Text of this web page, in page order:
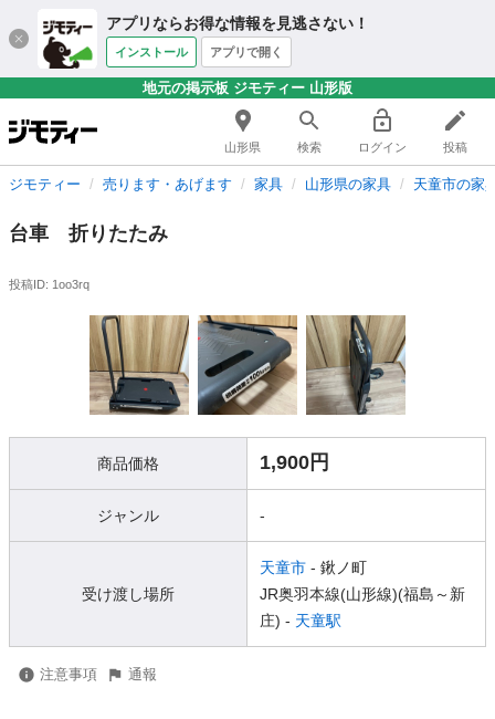
アプリならお得な情報を見逃さない！
インストール アプリで開く
地元の掲示板 ジモティー 山形版
山形県 検索 ログイン 投稿
ジモティー 売ります・あげます 家具 山形県の家具 天童市の家
台車 折りたたみ
投稿ID: 1oo3rq
商品価格 1,900円
ジャンル -
受け渡し場所
天童市 - 鍬ノ町
JR奥羽本線(山形線)(福島～新
庄) - 天童駅
注意事項 通報